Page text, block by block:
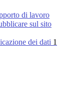
di lavoro
sul sito
dei dati 1